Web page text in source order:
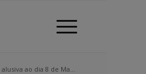
ao dia 8 de Ma...